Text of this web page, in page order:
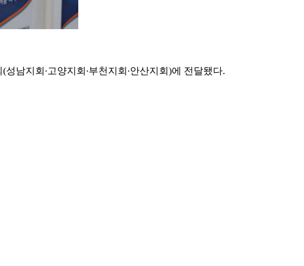
남지회∙고양지회∙부천지회∙안산지회)에 전달됐다.